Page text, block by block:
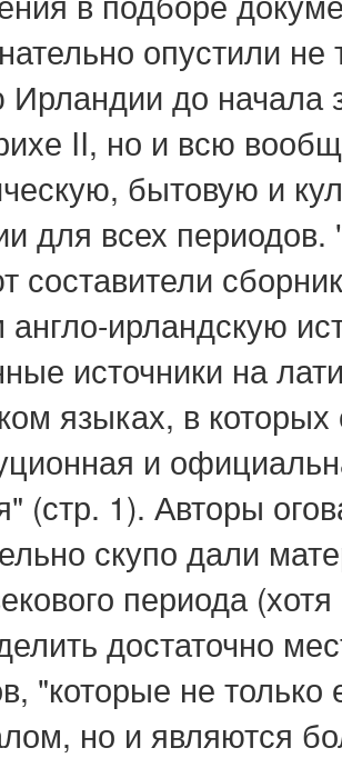
опустили
Ирландии до начала
II, но и всю
бытовую и
для всех
составители
англо-ирландскую
источники на
языках, в которых
и
(стр. 1). Авторы
скупо дали
периода
достаточно
"которые не
но и являются